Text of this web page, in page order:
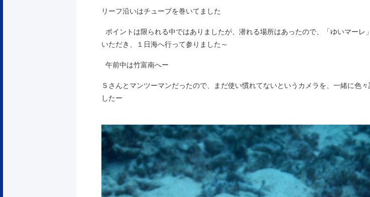
リーフ沿いはチューブを巻いてました
ポイントは限られる中ではありましたが、潜れる場所はあったので、「ゆいマーレ
いただき、１日海へ行って参りました～
午前中は竹富南へー
Ｓさんとマンツーマンだったので、まだ使い慣れてないというカメラを、一緒に色
したー